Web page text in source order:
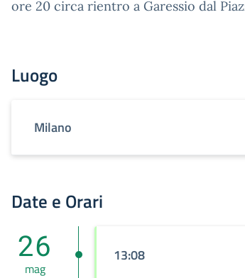
ore 20 circa rientro a Garessio dal
Luogo
Milano
Date e Orari
26
mag
13:08